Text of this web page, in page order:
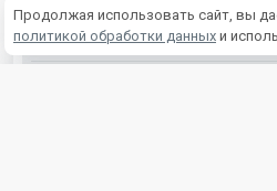
Сыктывкар
Продолжая использовать сайт, вы
политикой обработки данных и